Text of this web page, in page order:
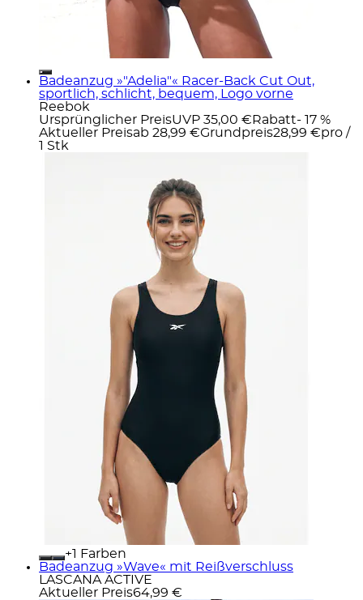
Badeanzug »"Adelia"« Racer-Back Cut Out,
sportlich, schlicht, bequem, Logo vorne
Reebok
Ursprünglicher PreisUVP 35,00 € Rabatt- 17 %
Aktueller Preisab 28,99 €Grundpreis28,99 €pro /
1 Stk
+
Farben
Badeanzug »Wave« mit Reißverschluss
LASCANA ACTIVE
Aktueller Preis64,99 €